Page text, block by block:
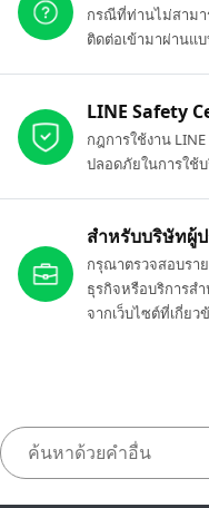
กรณีที่ท่านไม่สามา
ติดต่อเข้ามาผ่านแ
LINE Safety
กฎการใช้งาน
ปลอดภัยในการใช้
สำหรับบริษัทผู้
กรุณาตรวจสอบรา
ธุรกิจหรือบริการส
จากเว็บไซต์ที่เกี่ยว